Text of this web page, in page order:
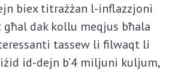
biex titrażżan l-inflazzjoni
dak kollu meqjus bħala
tassew li filwaqt li
id-dejn b’4 miljuni kuljum,